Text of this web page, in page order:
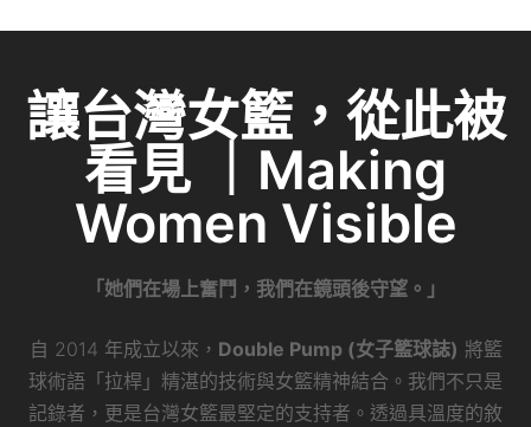
讓台灣女籃，從此被
看見 ｜Making
Women Visible
「她們在場上奮鬥，我們在鏡頭後守望。」
自 2014 年成立以來， Double Pump (女子籃球誌) 將籃
球術語「拉桿」精湛的技術與女籃精神結合。我們不只是
記錄者，更是台灣女籃最堅定的支持者。透過具溫度的敘